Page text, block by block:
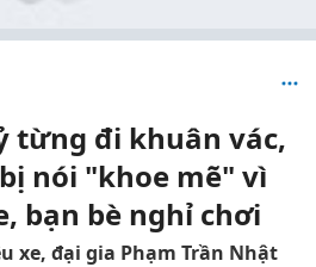
từng đi khuân vác,
nói "khoe mẽ" vì
bạn bè nghỉ chơi
xe, đại gia Phạm Trần Nhật